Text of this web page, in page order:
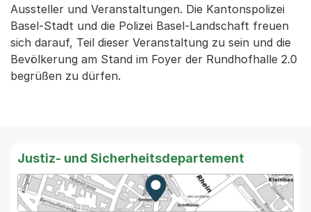
Aussteller und Veranstaltungen. Die Kantonspolizei
Basel-Stadt und die Polizei Basel-Landschaft freuen
sich darauf, Teil dieser Veranstaltung zu sein und die
Bevölkerung am Stand im Foyer der Rundhofhalle 2.0
begrüßen zu dürfen.
Justiz- und Sicherheitsdepartement
Zur Karte von MapBS.
Externer Link, wird in einem